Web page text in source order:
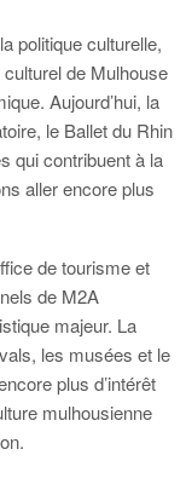
politique culturelle,
de Mulhouse
Aujourd’hui, la
le Ballet du Rhin
qui contribuent à la
aller encore plus
de tourisme et
de M2A
majeur. La
les musées et le
plus d’intérêt
mulhousienne